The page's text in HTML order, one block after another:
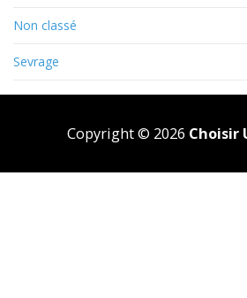
Non classé
Sevrage
Copyright © 2026 Choisir